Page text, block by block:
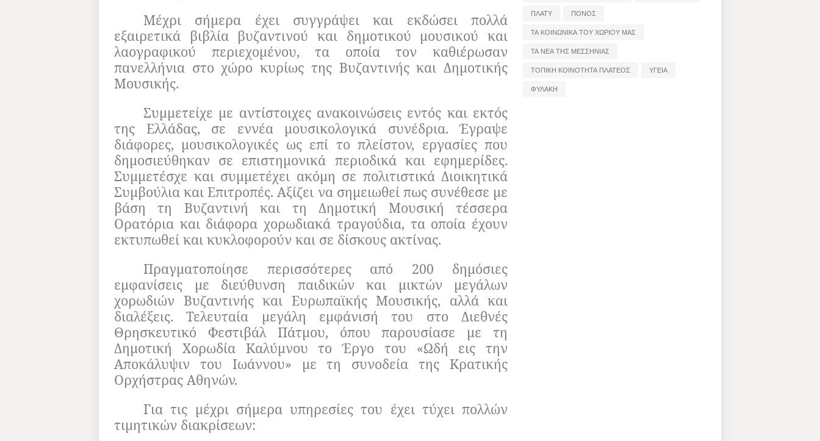
Μέχρι σήμερα έχει συγγράψει και εκδώσει πολλά
εξαιρετικά βιβλία βυζαντινού και δημοτικού μουσικού και
λαογραφικού περιεχομένου, τα οποία τον καθιέρωσαν
πανελλήνια στο χώρο κυρίως της Βυζαντινής και Δημοτικής
Μουσικής.
Συμμετείχε με αντίστοιχες ανακοινώσεις εντός και εκτός
της Ελλάδας, σε εννέα μουσικολογικά συνέδρια. Έγραψε
διάφορες, μουσικολογικές ως επί το πλείστον, εργασίες που
δημοσιεύθηκαν σε επιστημονικά περιοδικά και εφημερίδες.
Συμμετέσχε και συμμετέχει ακόμη σε πολιτιστικά Διοικητικά
Συμβούλια και Επιτροπές. Αξίζει να σημειωθεί πως συνέθεσε με
βάση τη Βυζαντινή και τη Δημοτική Μουσική τέσσερα
Ορατόρια και διάφορα χορωδιακά τραγούδια, τα οποία έχουν
εκτυπωθεί και κυκλοφορούν και σε δίσκους ακτίνας.
Πραγματοποίησε περισσότερες από 200 δημόσιες
εμφανίσεις με διεύθυνση παιδικών και μικτών μεγάλων
χορωδιών Βυζαντινής και Ευρωπαϊκής Μουσικής, αλλά και
διαλέξεις. Τελευταία μεγάλη εμφάνισή του στο Διεθνές
Θρησκευτικό Φεστιβάλ Πάτμου, όπου παρουσίασε με τη
Δημοτική Χορωδία Καλύμνου το Έργο του «Ωδή εις την
Αποκάλυψιν του Ιωάννου» με τη συνοδεία της Κρατικής
Ορχήστρας Αθηνών.
Για τις μέχρι σήμερα υπηρεσίες του έχει τύχει πολλών
τιμητικών διακρίσεων:
ΠΛΑΤΥ
ΠΟΝΟΣ
ΤΑ ΚΟΙΝΩΝΙΚΑ ΤΟΥ ΧΩΡΙΟΥ ΜΑΣ
ΤΑ ΝΕΑ ΤΗΣ ΜΕΣΣΗΝΙΑΣ
ΤΟΠΙΚΗ ΚΟΙΝΟΤΗΤΑ ΠΛΑΤΕΟΣ
ΥΓΕΙΑ
ΦΥΛΑΚΗ